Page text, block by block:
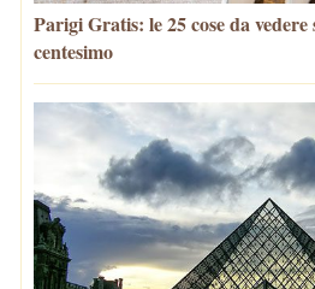
Parigi Gratis: le 25 cose da vedere
centesimo